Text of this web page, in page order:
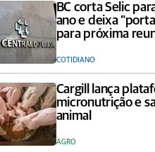
BC corta Selic
ano e deixa
para próxima
COTIDIANO
Cargill lança
micronutrição e
animal
AGRO